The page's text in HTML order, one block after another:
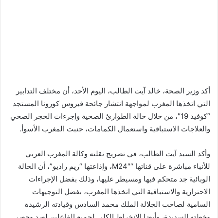
أكد وزير الصحة، خالد آيت الطالب، اليوم الأحد، أن مختلف التدابير
التي اتخذها المغرب لمواجهة انتشار جائحة فيروس كورونا المستجد
“كوفيد 19″، من خلال حالة الطوارئ الصحية وإجرءات الحجر الصحي
والعلاجات الاستباقية واستعمال الكمامات، جنبت المغرب الأسوأ.
وأكد السيد آيت الطالب، في تصريح نقلته وكالة المغرب العربي
للأنباء مباشرة على قناتها “M24″، وإذاعتها “ريم راديو”، أن الحالة
الوبائية جد متحكم فيها ومسيطر عليها، وذلك بفضل الإجراءات
الاحترازية والاستباقية التي اتخذها المغرب، بفضل التوجيهات
السامية لصاحب الجلالة الملك محمد السادس وقيادته الرشيدة